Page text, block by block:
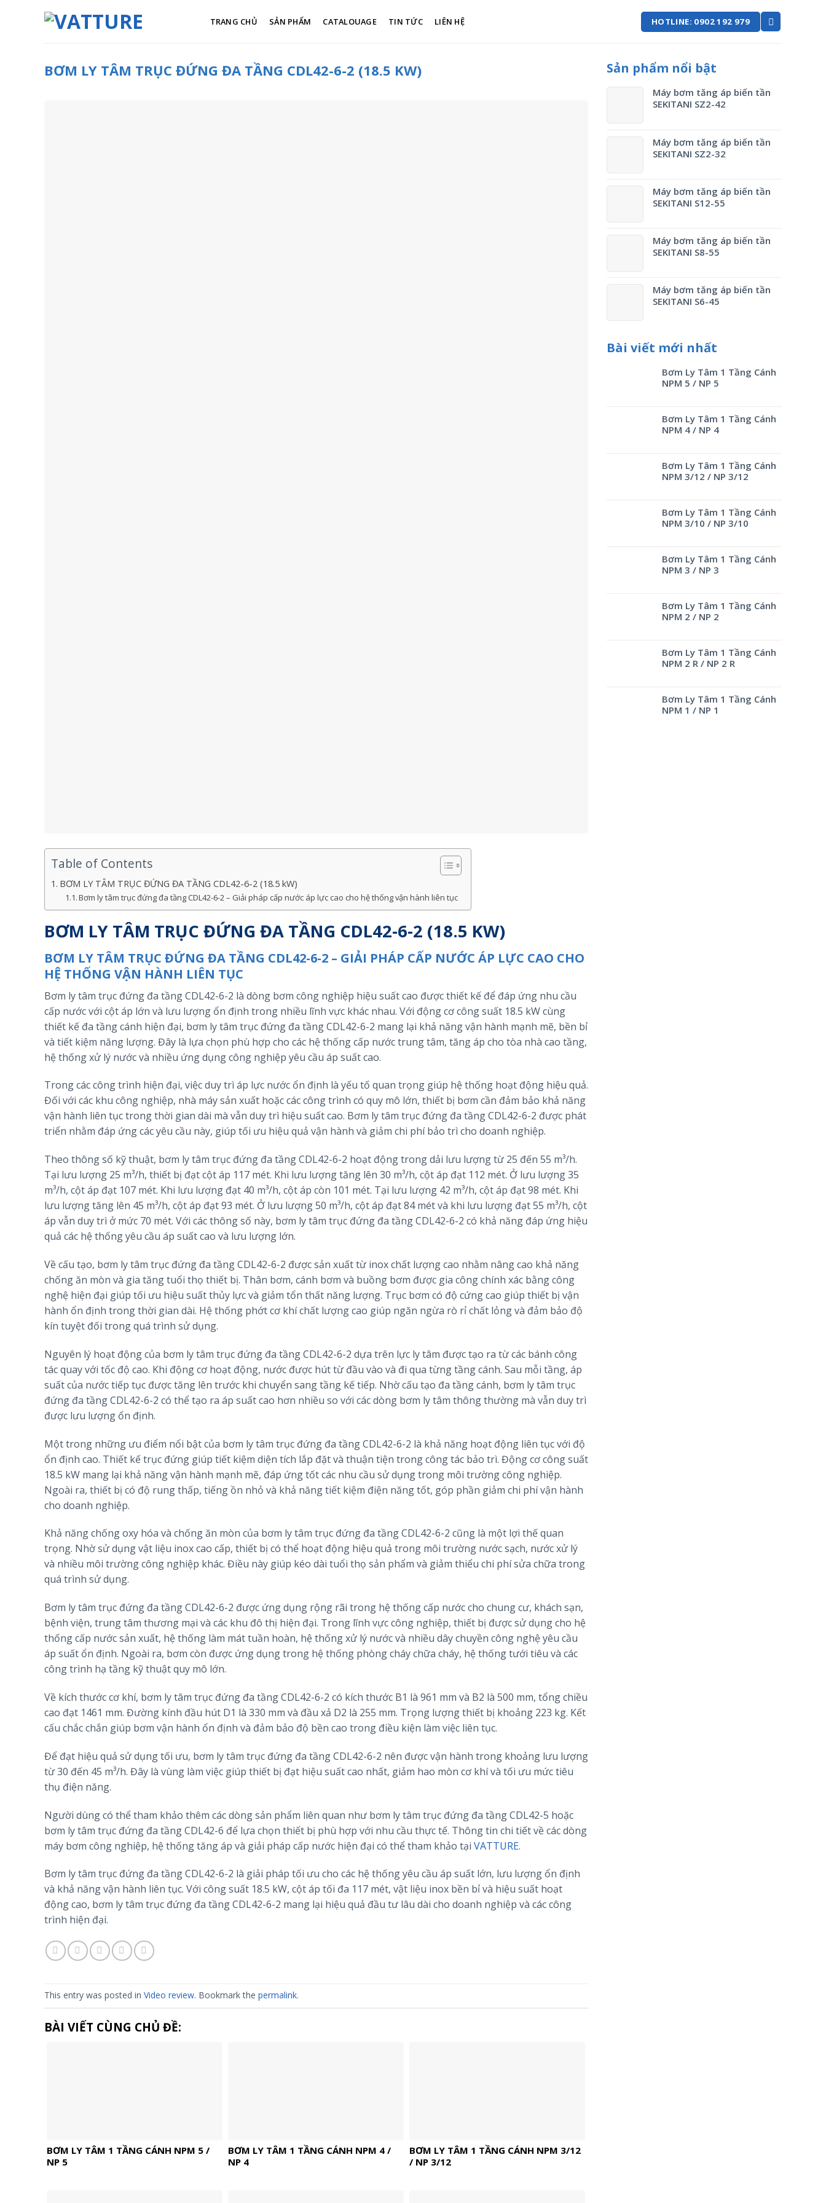
TRANG CHỦ SẢN PHẨM CATALOUAGE TIN TỨC LIÊN HỆ HOTLINE: 0902 192 979
BƠM LY TÂM TRỤC ĐỨNG ĐA TẦNG CDL42-6-2 (18.5 KW)
Table of Contents
BƠM LY TÂM TRỤC ĐỨNG ĐA TẦNG CDL42-6-2 (18.5 kW)
Bơm ly tâm trục đứng đa tầng CDL42-6-2 – Giải pháp cấp nước áp lực cao cho hệ thống vận hành liên tục
BƠM LY TÂM TRỤC ĐỨNG ĐA TẦNG CDL42-6-2 (18.5 KW)
BƠM LY TÂM TRỤC ĐỨNG ĐA TẦNG CDL42-6-2 – GIẢI PHÁP CẤP NƯỚC ÁP LỰC CAO CHO
HỆ THỐNG VẬN HÀNH LIÊN TỤC
Bơm ly tâm trục đứng đa tầng CDL42-6-2 là dòng bơm công nghiệp hiệu suất cao được thiết kế để đáp ứng nhu cầu
cấp nước với cột áp lớn và lưu lượng ổn định trong nhiều lĩnh vực khác nhau. Với động cơ công suất 18.5 kW cùng
thiết kế đa tầng cánh hiện đại, bơm ly tâm trục đứng đa tầng CDL42-6-2 mang lại khả năng vận hành mạnh mẽ, bền bỉ
và tiết kiệm năng lượng. Đây là lựa chọn phù hợp cho các hệ thống cấp nước trung tâm, tăng áp cho tòa nhà cao tầng,
hệ thống xử lý nước và nhiều ứng dụng công nghiệp yêu cầu áp suất cao.
Trong các công trình hiện đại, việc duy trì áp lực nước ổn định là yếu tố quan trọng giúp hệ thống hoạt động hiệu quả.
Đối với các khu công nghiệp, nhà máy sản xuất hoặc các công trình có quy mô lớn, thiết bị bơm cần đảm bảo khả năng
vận hành liên tục trong thời gian dài mà vẫn duy trì hiệu suất cao. Bơm ly tâm trục đứng đa tầng CDL42-6-2 được phát
triển nhằm đáp ứng các yêu cầu này, giúp tối ưu hiệu quả vận hành và giảm chi phí bảo trì cho doanh nghiệp.
Theo thông số kỹ thuật, bơm ly tâm trục đứng đa tầng CDL42-6-2 hoạt động trong dải lưu lượng từ 25 đến 55 m³/h.
Tại lưu lượng 25 m³/h, thiết bị đạt cột áp 117 mét. Khi lưu lượng tăng lên 30 m³/h, cột áp đạt 112 mét. Ở lưu lượng 35
m³/h, cột áp đạt 107 mét. Khi lưu lượng đạt 40 m³/h, cột áp còn 101 mét. Tại lưu lượng 42 m³/h, cột áp đạt 98 mét. Khi
lưu lượng tăng lên 45 m³/h, cột áp đạt 93 mét. Ở lưu lượng 50 m³/h, cột áp đạt 84 mét và khi lưu lượng đạt 55 m³/h, cột
áp vẫn duy trì ở mức 70 mét. Với các thông số này, bơm ly tâm trục đứng đa tầng CDL42-6-2 có khả năng đáp ứng hiệu
quả các hệ thống yêu cầu áp suất cao và lưu lượng lớn.
Về cấu tạo, bơm ly tâm trục đứng đa tầng CDL42-6-2 được sản xuất từ inox chất lượng cao nhằm nâng cao khả năng
chống ăn mòn và gia tăng tuổi thọ thiết bị. Thân bơm, cánh bơm và buồng bơm được gia công chính xác bằng công
nghệ hiện đại giúp tối ưu hiệu suất thủy lực và giảm tổn thất năng lượng. Trục bơm có độ cứng cao giúp thiết bị vận
hành ổn định trong thời gian dài. Hệ thống phớt cơ khí chất lượng cao giúp ngăn ngừa rò rỉ chất lỏng và đảm bảo độ
kín tuyệt đối trong quá trình sử dụng.
Nguyên lý hoạt động của bơm ly tâm trục đứng đa tầng CDL42-6-2 dựa trên lực ly tâm được tạo ra từ các bánh công
tác quay với tốc độ cao. Khi động cơ hoạt động, nước được hút từ đầu vào và đi qua từng tầng cánh. Sau mỗi tầng, áp
suất của nước tiếp tục được tăng lên trước khi chuyển sang tầng kế tiếp. Nhờ cấu tạo đa tầng cánh, bơm ly tâm trục
đứng đa tầng CDL42-6-2 có thể tạo ra áp suất cao hơn nhiều so với các dòng bơm ly tâm thông thường mà vẫn duy trì
được lưu lượng ổn định.
Một trong những ưu điểm nổi bật của bơm ly tâm trục đứng đa tầng CDL42-6-2 là khả năng hoạt động liên tục với độ
ổn định cao. Thiết kế trục đứng giúp tiết kiệm diện tích lắp đặt và thuận tiện trong công tác bảo trì. Động cơ công suất
18.5 kW mang lại khả năng vận hành mạnh mẽ, đáp ứng tốt các nhu cầu sử dụng trong môi trường công nghiệp.
Ngoài ra, thiết bị có độ rung thấp, tiếng ồn nhỏ và khả năng tiết kiệm điện năng tốt, góp phần giảm chi phí vận hành
cho doanh nghiệp.
Khả năng chống oxy hóa và chống ăn mòn của bơm ly tâm trục đứng đa tầng CDL42-6-2 cũng là một lợi thế quan
trọng. Nhờ sử dụng vật liệu inox cao cấp, thiết bị có thể hoạt động hiệu quả trong môi trường nước sạch, nước xử lý
và nhiều môi trường công nghiệp khác. Điều này giúp kéo dài tuổi thọ sản phẩm và giảm thiểu chi phí sửa chữa trong
quá trình sử dụng.
Bơm ly tâm trục đứng đa tầng CDL42-6-2 được ứng dụng rộng rãi trong hệ thống cấp nước cho chung cư, khách sạn,
bệnh viện, trung tâm thương mại và các khu đô thị hiện đại. Trong lĩnh vực công nghiệp, thiết bị được sử dụng cho hệ
thống cấp nước sản xuất, hệ thống làm mát tuần hoàn, hệ thống xử lý nước và nhiều dây chuyền công nghệ yêu cầu
áp suất ổn định. Ngoài ra, bơm còn được ứng dụng trong hệ thống phòng cháy chữa cháy, hệ thống tưới tiêu và các
công trình hạ tầng kỹ thuật quy mô lớn.
Về kích thước cơ khí, bơm ly tâm trục đứng đa tầng CDL42-6-2 có kích thước B1 là 961 mm và B2 là 500 mm, tổng chiều
cao đạt 1461 mm. Đường kính đầu hút D1 là 330 mm và đầu xả D2 là 255 mm. Trọng lượng thiết bị khoảng 223 kg. Kết
cấu chắc chắn giúp bơm vận hành ổn định và đảm bảo độ bền cao trong điều kiện làm việc liên tục.
Để đạt hiệu quả sử dụng tối ưu, bơm ly tâm trục đứng đa tầng CDL42-6-2 nên được vận hành trong khoảng lưu lượng
từ 30 đến 45 m³/h. Đây là vùng làm việc giúp thiết bị đạt hiệu suất cao nhất, giảm hao mòn cơ khí và tối ưu mức tiêu
thụ điện năng.
Người dùng có thể tham khảo thêm các dòng sản phẩm liên quan như bơm ly tâm trục đứng đa tầng CDL42-5 hoặc
bơm ly tâm trục đứng đa tầng CDL42-6 để lựa chọn thiết bị phù hợp với nhu cầu thực tế. Thông tin chi tiết về các dòng
máy bơm công nghiệp, hệ thống tăng áp và giải pháp cấp nước hiện đại có thể tham khảo tại VATTURE.
Bơm ly tâm trục đứng đa tầng CDL42-6-2 là giải pháp tối ưu cho các hệ thống yêu cầu áp suất lớn, lưu lượng ổn định
và khả năng vận hành liên tục. Với công suất 18.5 kW, cột áp tối đa 117 mét, vật liệu inox bền bỉ và hiệu suất hoạt
động cao, bơm ly tâm trục đứng đa tầng CDL42-6-2 mang lại hiệu quả đầu tư lâu dài cho doanh nghiệp và các công
trình hiện đại.
This entry was posted in Video review. Bookmark the permalink.
BÀI VIẾT CÙNG CHỦ ĐỀ:
BƠM LY TÂM 1 TẦNG CÁNH NPM 5 /
NP 5
BƠM LY TÂM 1 TẦNG CÁNH NPM 4 /
NP 4
BƠM LY TÂM 1 TẦNG CÁNH NPM 3/12
/ NP 3/12
Sản phẩm nổi bật
Máy bơm tăng áp biến tần
SEKITANI SZ2-42
Máy bơm tăng áp biến tần
SEKITANI SZ2-32
Máy bơm tăng áp biến tần
SEKITANI S12-55
Máy bơm tăng áp biến tần
SEKITANI S8-55
Máy bơm tăng áp biến tần
SEKITANI S6-45
Bài viết mới nhất
Bơm Ly Tâm 1 Tầng Cánh
NPM 5 / NP 5
Bơm Ly Tâm 1 Tầng Cánh
NPM 4 / NP 4
Bơm Ly Tâm 1 Tầng Cánh
NPM 3/12 / NP 3/12
Bơm Ly Tâm 1 Tầng Cánh
NPM 3/10 / NP 3/10
Bơm Ly Tâm 1 Tầng Cánh
NPM 3 / NP 3
Bơm Ly Tâm 1 Tầng Cánh
NPM 2 / NP 2
Bơm Ly Tâm 1 Tầng Cánh
NPM 2 R / NP 2 R
Bơm Ly Tâm 1 Tầng Cánh
NPM 1 / NP 1